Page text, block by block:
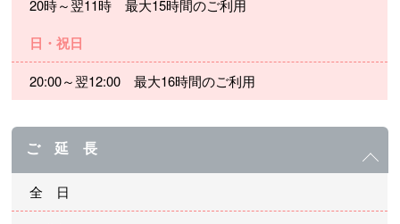
20時～翌11時 最大15時間のご利用
日・祝日
20:00～翌12:00 最大16時間のご利用
ご 延 長
全 日